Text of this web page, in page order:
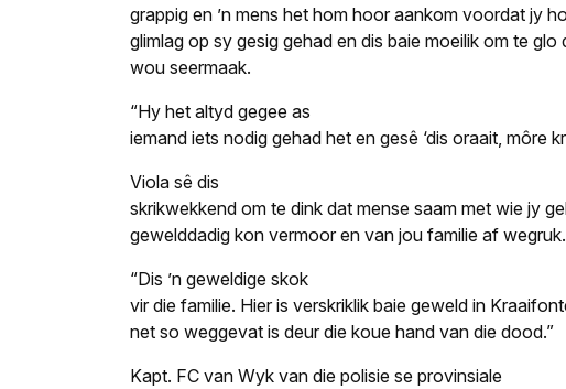
grappig en ’n mens het hom hoor aankom voordat jy
glimlag op sy gesig gehad en dis baie moeilik om te
wou seermaak.
“Hy het altyd gegee as
iemand iets nodig gehad het en gesê ‘dis oraait, môre
Viola sê dis
skrikwekkend om te dink dat mense saam met wie jy
gewelddadig kon vermoor en van jou familie af wegruk.
“Dis ’n geweldige skok
vir die familie. Hier is verskriklik baie geweld in
net so weggevat is deur die koue hand van die dood.”
Kapt. FC van Wyk van die polisie se provinsiale